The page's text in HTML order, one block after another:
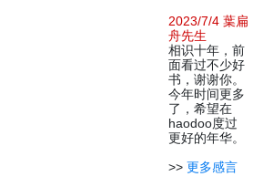
2023/7/4 葉扁
舟先生
相识十年，前
面看过不少好
书，谢谢你。
今年时间更多
了，希望在
haodoo度过
更好的年华。
>> 更多感言